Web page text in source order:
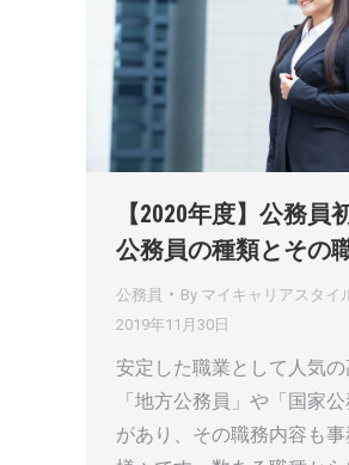
【2020年度】公務員
公務員の種類とその
公務員 By マイキャリアスタイ
2019年11月30日
安定した職業として人気の
「地方公務員」や「国家
があり、その職務内容も